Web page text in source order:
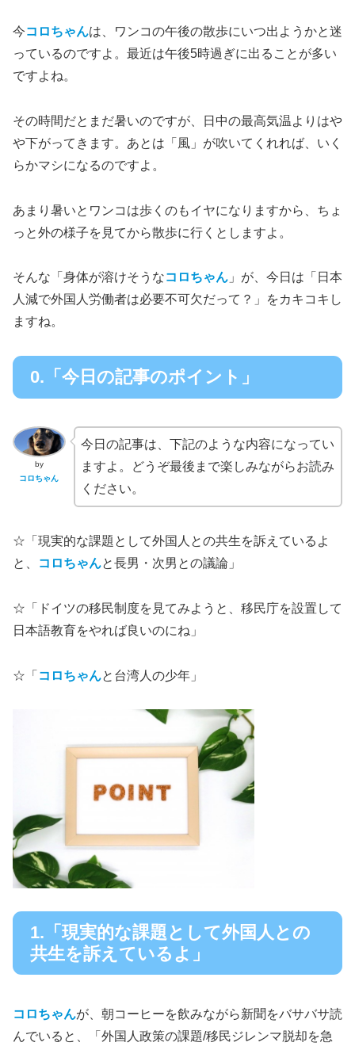
今コロちゃんは、ワンコの午後の散歩にいつ出ようかと迷
っているのですよ。最近は午後5時過ぎに出ることが多い
ですよね。
その時間だとまだ暑いのですが、日中の最高気温よりはや
や下がってきます。あとは「風」が吹いてくれれば、いく
らかマシになるのですよ。
あまり暑いとワンコは歩くのもイヤになりますから、ちょ
っと外の様子を見てから散歩に行くとしますよ。
そんな「身体が溶けそうなコロちゃん 」が、今日は「日本
人減で外国人労働者は必要不可欠だって？」をカキコキし
ますね。
0.「今日の記事のポイント」
by
コロちゃん
今日の記事は、下記のような内容になってい
ますよ。どうぞ最後まで楽しみながらお読み
ください。
☆「現実的な課題として外国人との共生を訴えているよ
と、
コロちゃんと長男・次男との議論」
☆「ドイツの移民制度を見てみようと、移民庁を設置して
日本語教育をやれば良いのにね」
☆「 コロちゃんと台湾人の少年」
1.「現実的な課題として外国人との
共生を訴えているよ」
コロちゃんが、朝コーヒーを飲みながら新聞をバサバサ読
んでいると、「外国人政策の課題/移民ジレンマ脱却を急